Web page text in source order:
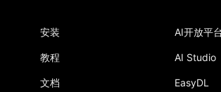
安装
教程
文档
AI开放平
AI Studio
EasyDL